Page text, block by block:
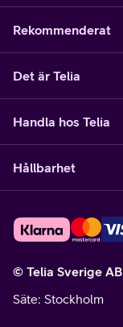
Rekommenderat
Det är Telia
Handla hos Telia
Hållbarhet
© Telia Sverige
Säte: Stockholm